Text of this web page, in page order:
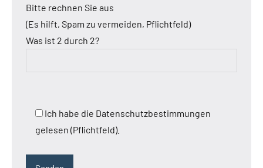
Bitte rechnen Sie aus
(Es hilft, Spam zu vermeiden, Pflichtfeld)
Was ist 2 durch 2?
Ich habe die Datenschutzbestimmungen
gelesen (Pflichtfeld).